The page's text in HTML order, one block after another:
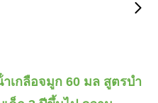
เกลือจมูก 60 มล สูตรบํา